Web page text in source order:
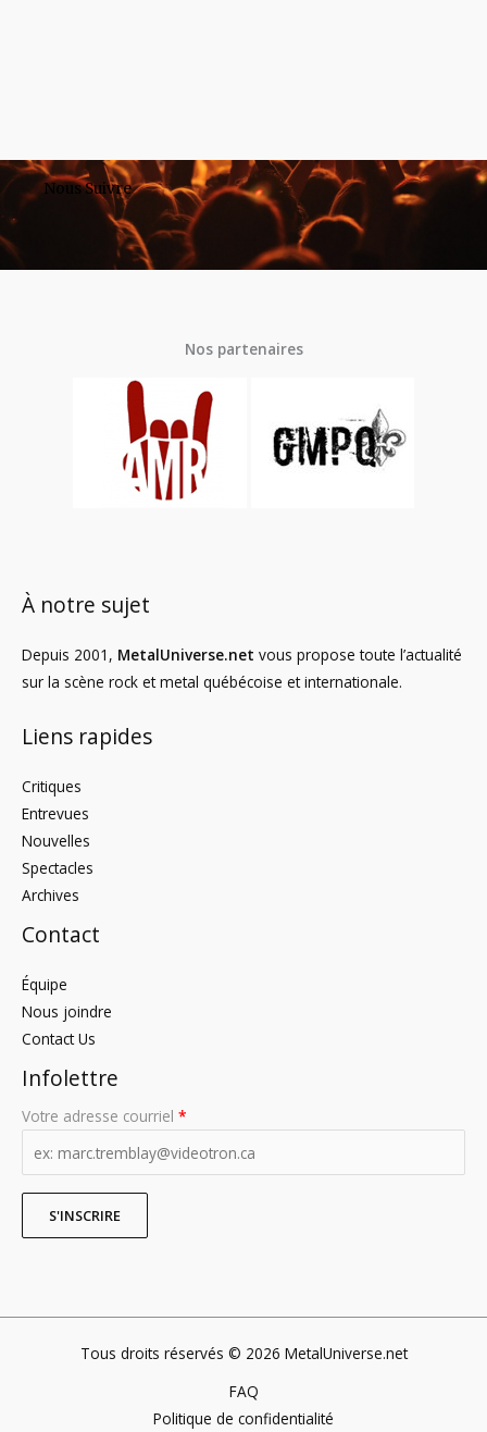
Nous Suivre
Nos partenaires
À notre sujet
Depuis 2001, MetalUniverse.net vous propose toute l’actualité
sur la scène rock et metal québécoise et internationale.
Liens rapides
Critiques
Entrevues
Nouvelles
Spectacles
Archives
Contact
Équipe
Nous joindre
Contact Us
Infolettre
Votre adresse courriel *
Tous droits réservés © 2026 MetalUniverse.net
FAQ
Politique de confidentialité